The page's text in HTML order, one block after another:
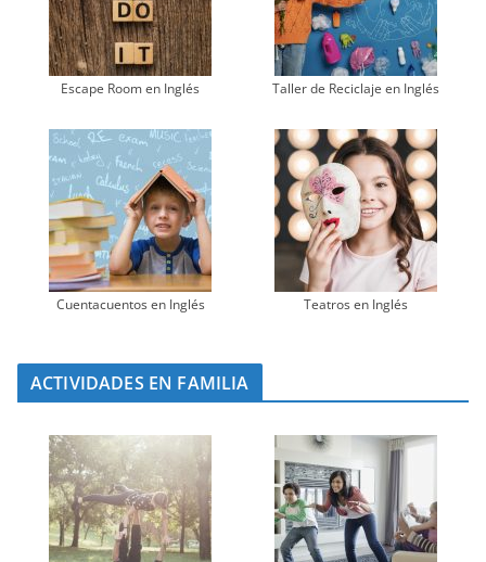
Escape Room en Inglés Taller de Reciclaje en Inglés
Cuentacuentos en Inglés Teatros en Inglés
ACTIVIDADES EN FAMILIA